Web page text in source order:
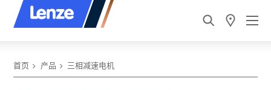
首页 产品 三相减速电机